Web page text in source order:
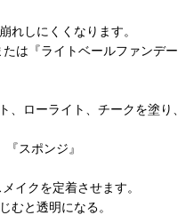
れしにくくなります。
たは『ライトベールファンデー
ローライト、チークを塗り、
スポンジ』
イクを定着させます。
むと透明になる。